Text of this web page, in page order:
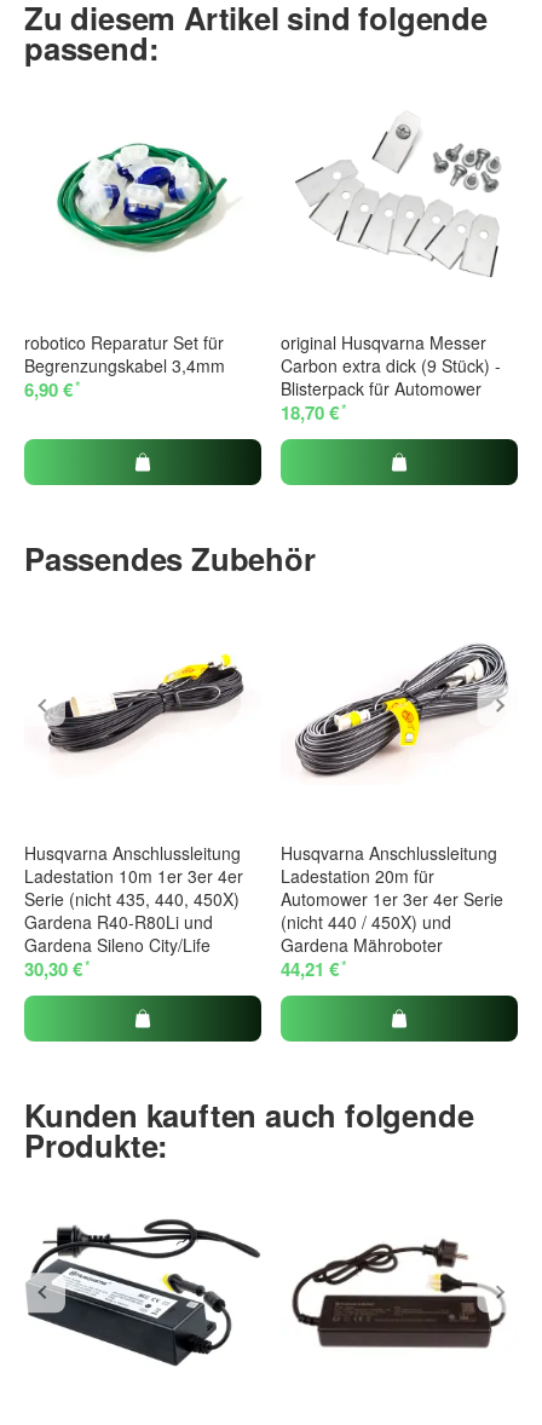
Zu diesem Artikel sind folgende
passend:
robotico Reparatur Set für
Begrenzungskabel 3,4mm
6,90 €*
original Husqvarna Messer
Carbon extra dick (9 Stück) -
Blisterpack für Automower
18,70 €*
Passendes Zubehör
Husqvarna Anschlussleitung
Ladestation 10m 1er 3er 4er
Serie (nicht 435, 440, 450X)
Gardena R40-R80Li und
Gardena Sileno City/Life
30,30 €*
Husqvarna Anschlussleitung
Ladestation 20m für
Automower 1er 3er 4er Serie
(nicht 440 / 450X) und
Gardena Mähroboter
44,21 €*
Kunden kauften auch folgende
Produkte: